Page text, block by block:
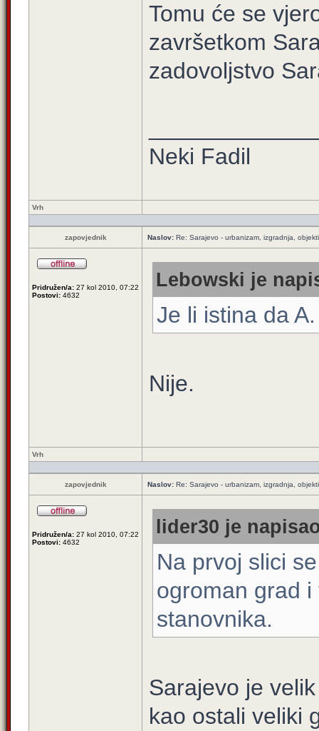
Tomu će se
završetkom
zadovoljstvo
Neki Fadil
Vrh
zapovjednik Naslov: Re: Sarajevo - urbanizam, izgradnja,
Pridružen/a: 27 kol 2010, 07:22
Postovi: 4632
Lebowski je
Je li istina da
Nije.
Vrh
zapovjednik Naslov: Re: Sarajevo - urbanizam, izgradnja,
Pridružen/a: 27 kol 2010, 07:22
Postovi: 4632
lider30 je
Na prvoj slici
ogroman grad
stanovnika.
Sarajevo je
kao ostali veliki